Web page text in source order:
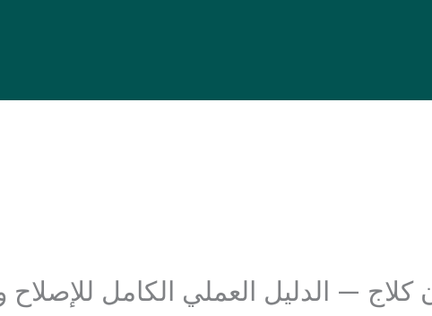
— الدليل العملي الكامل للإصلاح